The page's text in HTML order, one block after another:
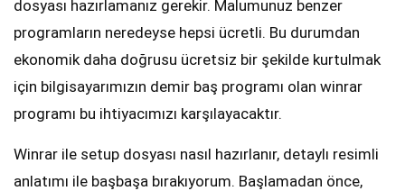
dosyası hazırlamanız gerekir. Malumunuz benzer
programların neredeyse hepsi ücretli. Bu durumdan
ekonomik daha doğrusu ücretsiz bir şekilde kurtulmak
için bilgisayarımızın demir baş programı olan winrar
programı bu ihtiyacımızı karşılayacaktır.
Winrar ile setup dosyası nasıl hazırlanır, detaylı resimli
anlatımı ile başbaşa bırakıyorum. Başlamadan önce,